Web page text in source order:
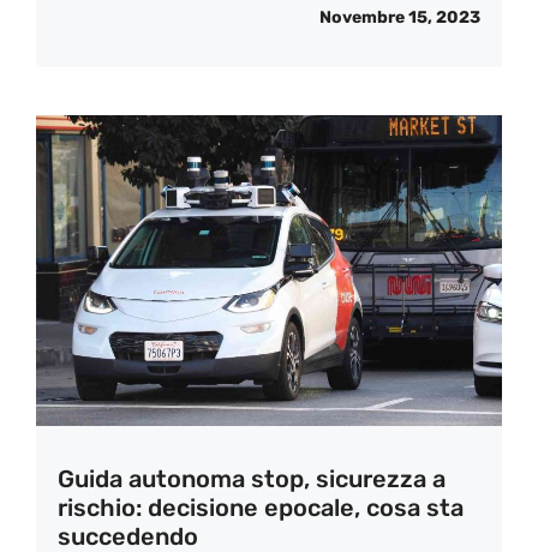
Novembre 15, 2023
Guida autonoma stop, sicurezza a
rischio: decisione epocale, cosa sta
succedendo